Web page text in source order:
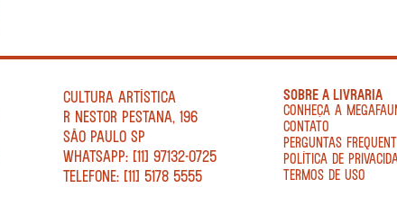
CULTURA ARTÍSTICA
R NESTOR PESTANA, 196
SÃO PAULO SP
WHATSAPP: [11] 97132-0725
TELEFONE: [11] 5178 5555
SOBRE A LIVRARIA
CONHEÇA A
CONTATO
PERGUNTAS
POLÍTICA DE
TERMOS DE USO